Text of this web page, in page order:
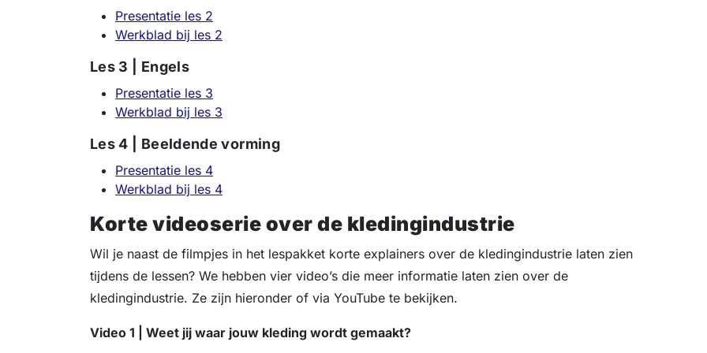
Presentatie les 2
Werkblad bij les 2
Les 3 | Engels
Presentatie les 3
Werkblad bij les 3
Les 4 | Beeldende vorming
Presentatie les 4
Werkblad bij les 4
Korte videoserie over de kledingindustrie
Wil je naast de filmpjes in het lespakket korte explainers over de kledingindustrie laten zien
tijdens de lessen? We hebben vier video’s die meer informatie laten zien over de
kledingindustrie. Ze zijn hieronder of via YouTube te bekijken.
Video 1 | Weet jij waar jouw kleding wordt gemaakt?